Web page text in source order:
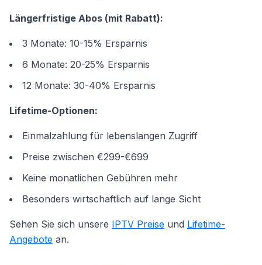
Längerfristige Abos (mit Rabatt):
3 Monate: 10-15% Ersparnis
6 Monate: 20-25% Ersparnis
12 Monate: 30-40% Ersparnis
Lifetime-Optionen:
Einmalzahlung für lebenslangen Zugriff
Preise zwischen €299-€699
Keine monatlichen Gebühren mehr
Besonders wirtschaftlich auf lange Sicht
Sehen Sie sich unsere IPTV Preise und Lifetime-
Angebote an.